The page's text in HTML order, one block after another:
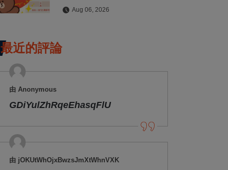
Aug 06, 2026
最近的評論
由 Anonymous
GDiYulZhRqeEhasqFlU
由 jOKUtWhOjxBwzsJmXtWhnVXK